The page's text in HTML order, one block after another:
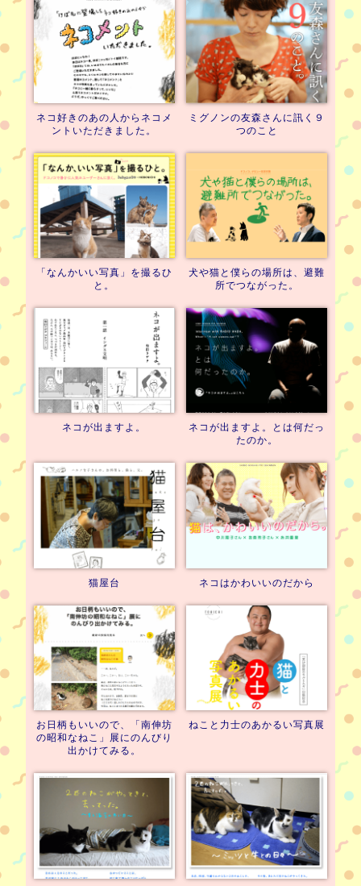
ネコ好きのあの人から ネコメ
ントいただきました。
ミグノンの友森さんに訊く ９
つのこと
「なんかいい写真」を撮るひ
と。
犬や猫と僕らの場所は、避難
所でつながった。
ネコが出ますよ。 ネコが出ますよ。
とは何だっ
たのか。
猫屋台 ネコはかわいいのだから
お日柄もいいので、
「南伸坊
の昭和なねこ」展にのんびり
出かけてみる。
ねこと力士のあかるい写真展